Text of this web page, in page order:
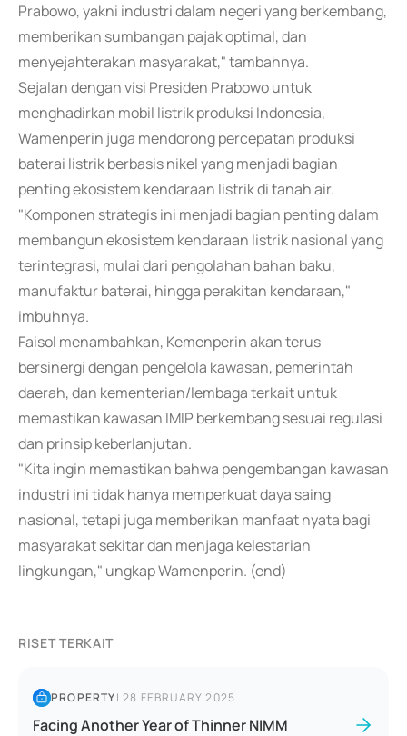
Prabowo, yakni industri dalam negeri yang berkembang,
memberikan sumbangan pajak optimal, dan
menyejahterakan masyarakat," tambahnya.
Sejalan dengan visi Presiden Prabowo untuk
menghadirkan mobil listrik produksi Indonesia,
Wamenperin juga mendorong percepatan produksi
baterai listrik berbasis nikel yang menjadi bagian
penting ekosistem kendaraan listrik di tanah air.
"Komponen strategis ini menjadi bagian penting dalam
membangun ekosistem kendaraan listrik nasional yang
terintegrasi, mulai dari pengolahan bahan baku,
manufaktur baterai, hingga perakitan kendaraan,"
imbuhnya.
Faisol menambahkan, Kemenperin akan terus
bersinergi dengan pengelola kawasan, pemerintah
daerah, dan kementerian/lembaga terkait untuk
memastikan kawasan IMIP berkembang sesuai regulasi
dan prinsip keberlanjutan.
"Kita ingin memastikan bahwa pengembangan kawasan
industri ini tidak hanya memperkuat daya saing
nasional, tetapi juga memberikan manfaat nyata bagi
masyarakat sekitar dan menjaga kelestarian
lingkungan," ungkap Wamenperin. (end)
RISET TERKAIT
PROPERTY|28 FEBRUARY 2025
Facing Another Year of Thinner NIMM